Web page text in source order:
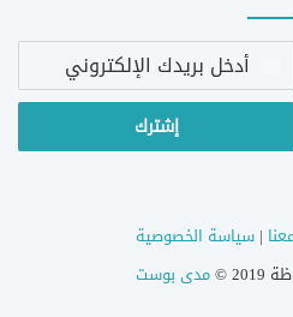
|سياسة الخصوصية
©
مدى بوست